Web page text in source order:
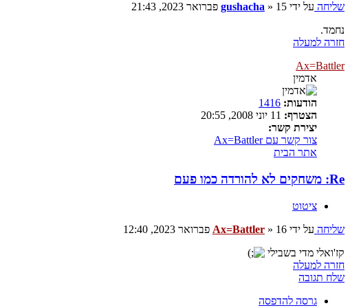
שליחה על ידי gushacha » 15 פברואר 2023, 21:43
נחמד.
חזרה למעלה
Ax=Battler
אדמין
הודעות: 1416
הצטרף:
יצירת קשר:
צור קשר עם Ax=Battler
אתר הבית
Re: משחקים לא להורדה כמו פעם
ציטוט
שליחה על ידי Ax=Battler » 16 פברואר 2023, 12:40
קז'ואלי מדי בשבילי
חזרה למעלה
שלח תגובה
גרסה להדפסה